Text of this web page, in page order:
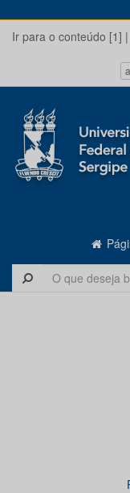
Ir para o conteúdo [1] |